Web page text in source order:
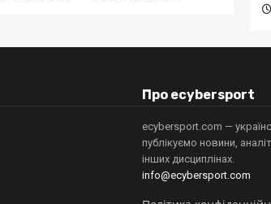
Про ecybersport
ecybersport.com —
публікуємо новини,
інших дисциплінах.
info@ecybersport.com